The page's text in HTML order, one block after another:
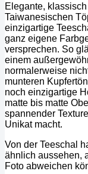
Elegante,
Taiwanesischen
einzigartige
ganz eigene
versprechen. So
einem
normalerweise
munteren
noch einzigartige
matte bis matte
spannender
Unikat macht.
Von der Teeschal
ähnlich aussehen,
Foto abweichen